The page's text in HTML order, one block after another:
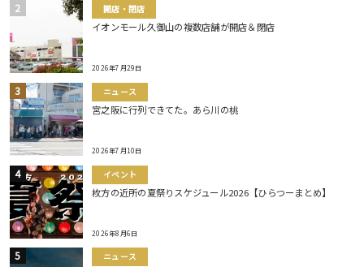
開店・閉店
イオンモール久御山の複数店舗が開店＆閉店
2026年7月29日
ニュース
宮之阪に行列できてた。あら川の桃
2026年7月10日
イベント
枚方の近所の夏祭りスケジュール2026【ひらつーまとめ】
2026年8月6日
ニュース